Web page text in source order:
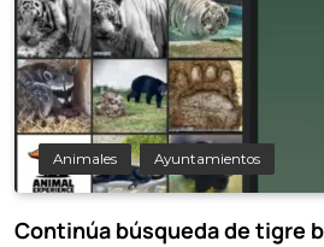
Animales Ayuntamientos
Continúa búsqueda de tigre